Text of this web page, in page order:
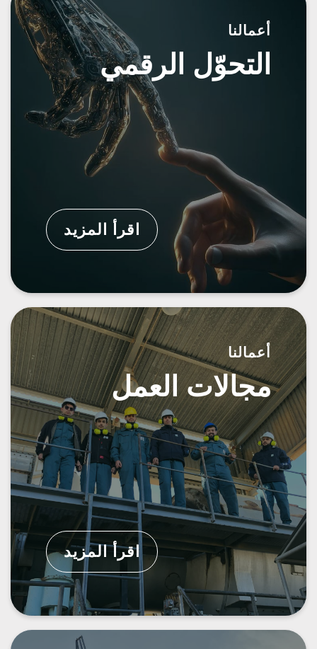
أعمالنا
التحوّل الرقمي
اقرأ المزيد
أعمالنا
مجالات العمل
اقرأ المزيد